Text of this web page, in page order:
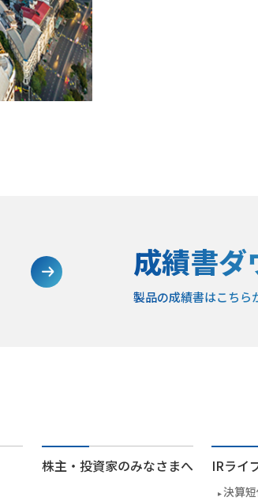
成績書ダ
製品の成績書はこちら
株主・投資家のみなさまへ IRライ
決算